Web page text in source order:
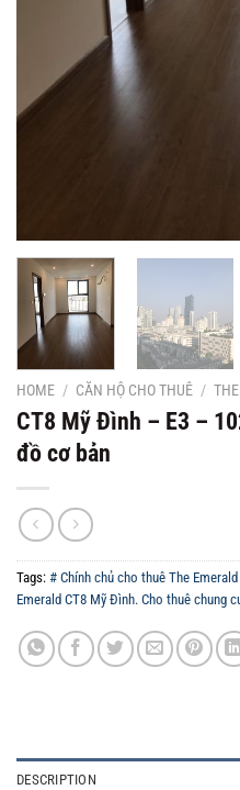
HOME / CĂN HỘ CHO THUÊ /
CT8 Mỹ Đình – E3 –
đồ cơ bản
Tags: # Chính chủ cho thuê The
Emerald CT8 Mỹ Đình. Cho thuê chung
DESCRIPTION